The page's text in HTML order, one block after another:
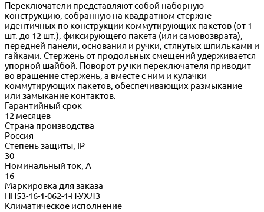
Переключатели представляют собой наборную
конструкцию, собранную на квадратном стержне
идентичных по конструкции коммутирующих пакетов (от 1
шт. до 12 шт.), фиксирующего пакета (или самовозврата),
передней панели, основания и ручки, стянутых шпильками и
гайками. Стержень от продольных смещений удерживается
упорной шайбой. Поворот ручки переключателя приводит
во вращение стержень, а вместе с ним и кулачки
коммутирующих пакетов, обеспечивающих размыкание
или замыкание контактов.
Гарантийный срок
12 месяцев
Страна производства
Россия
Степень защиты, IP
30
Номинальный ток, А
16
Маркировка для заказа
ПП53-16-1-062-1-П-УХЛ3
Климатическое исполнение